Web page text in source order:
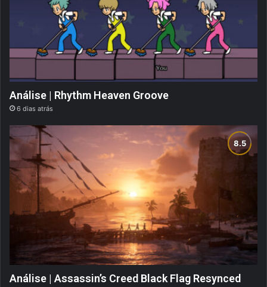
Análise | Rhythm Heaven Groove
6 dias atrás
Análise | Assassin’s Creed Black Flag Resynced